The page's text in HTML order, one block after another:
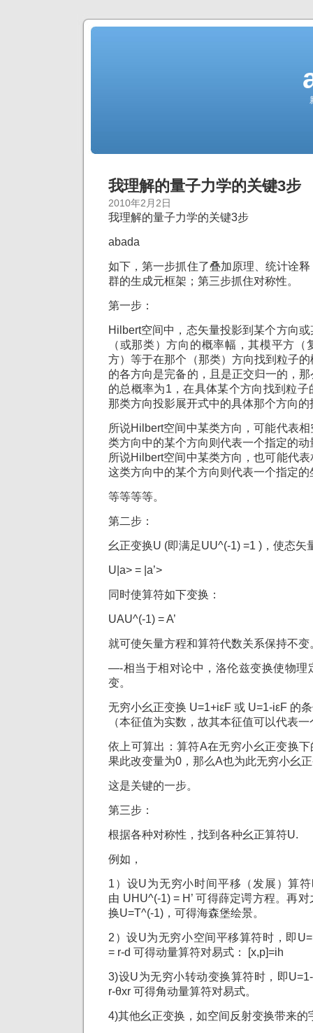
我理解的量子力学的关键3步
2010年2月2日
我理解的量子力学的关键3步
abada
如下，第一步抓住了叠加原理、统计诠
群的生成元框架；第三步抓住对称性。
第一步：
Hilbert空间中，态矢量投影到某个方向
（或那类）方向的概率幅，其模平方（
方）等于在那个（那类）方向找到粒子
的各方向是完备的，且是正交归一的，
的总概率为1，在具体某个方向找到粒
那类方向投影展开式中的具体那个方向的
所说Hilbert空间中某类方向，可能代表
类方向中的某个方向则代表一个指定的动
所说Hilbert空间中某类方向，也可能代
这类方向中的某个方向则代表一个指定的
等等等等。
第二步：
幺正变换U (即满足UU^(-1) =1 )，使态矢
U|a> = |a’>
同时使算符如下变换：
UAU^(-1) = A’
就可使矢量方程和算符代数关系保持不变
—-相当于相对论中，洛伦兹变换使物理
变。
无穷小幺正变换 U=1+iεF 或 U=1-iεF 的
（本征值为实数，故其本征值可以代表
依上可算出：算符A在无穷小幺正变换下
果此改变量为0，那么A也为此无穷小幺
这是关键的一步。
第三步：
根据各种对称性，找到各种幺正算符U.
例如，
1）设U为无穷小时间平移（发展）算
由 UHU^(-1) = H’ 可得薛定谔方程。再
换U=T^(-1)，可得海森堡绘景。
2）设U为无穷小空间平移算符时，即
= r-d 可得动量算符对易式： [x,p]=ih
3)设U为无穷小转动变换算符时，即
r-θxr 可得角动量算符对易式。
4)其他幺正变换，如空间反射变换带来的